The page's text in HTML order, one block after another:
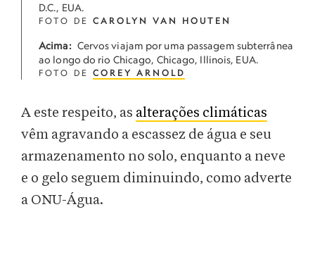
D.C., EUA.
FOTO DE CAROLYN VAN HOUTEN
Acima: Cervos viajam por uma passagem subterrânea
ao longo do rio Chicago, Chicago, Illinois, EUA.
FOTO DE COREY ARNOLD
A este respeito, as alterações climáticas
vêm agravando a escassez de água e seu
armazenamento no solo, enquanto a neve
e o gelo seguem diminuindo, como adverte
a ONU-Água.